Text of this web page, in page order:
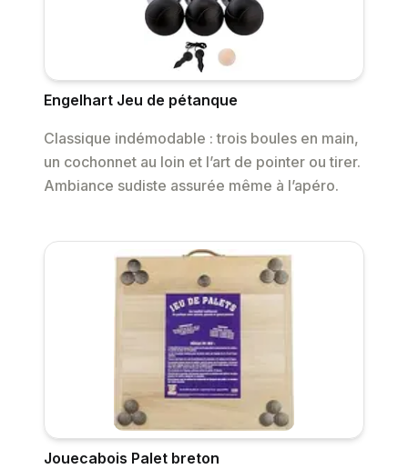
Engelhart Jeu de pétanque
Classique indémodable : trois boules en main,
un cochonnet au loin et l’art de pointer ou tirer.
Ambiance sudiste assurée même à l’apéro.
Jouecabois Palet breton